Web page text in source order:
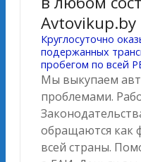
Avtovikup.by
Круглосуточно
подержанных
пробегом по всей
Мы выкупаем
проблемами.
обращаются как
всей страны.